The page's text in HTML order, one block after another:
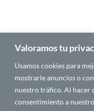
Valoramos tu
Usamos cookies para
mostrarle anuncios o
nuestro tráfico. Al hacer
consentimiento a
Blog
About Us
Personalities